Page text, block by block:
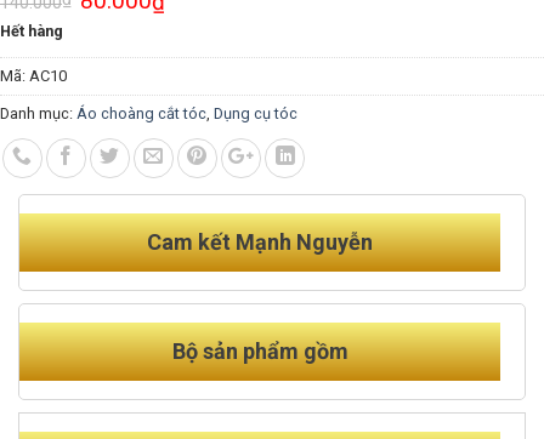
Hết hàng
Mã: AC10
Danh mục: Áo choàng cắt tóc Dụng cụ tóc
Cam kết Mạnh Nguyễn
Bộ sản phẩm gồm